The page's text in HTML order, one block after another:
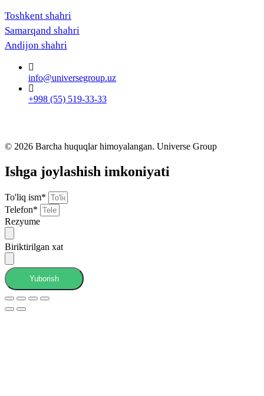
Toshkent shahri
Samarqand shahri
Andijon shahri
info@universegroup.uz
+998 (55) 519-33-33
© 2026 Barcha huquqlar himoyalangan. Universe Group
Ishga joylashish imkoniyati
To'liq ism*
Telefon*
Rezyume
Biriktirilgan xat
Yuborish